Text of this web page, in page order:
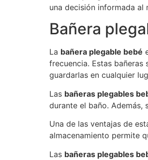
una decisión informada al
Bañera
La bañera plegable bebé
frecuencia. Estas
guardarlas en cualquier
Las bañeras plegables
durante el baño. Además,
Una de las ventajas de
almacenamiento permite
Las bañeras plegables